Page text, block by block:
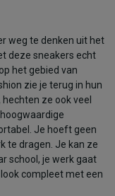
weg te denken uit het
deze sneakers echt
het gebied van
zie je terug in hun
ze ook veel
Je hoeft geen
te dragen. Je kan ze
school, je werk gaat
compleet met een